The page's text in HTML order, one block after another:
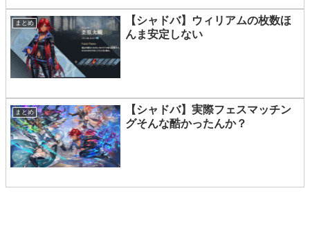
まとめ
【シャドバ】ウィリアムの枚数ほ
んま安定しない
まとめ
【シャドバ】実際フェスマッチン
グそんな酷かったんか？